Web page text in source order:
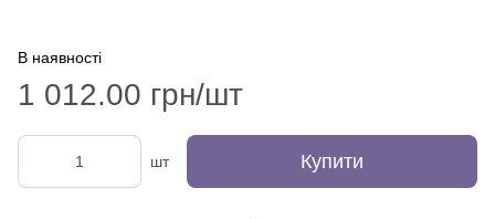
В наявності
1 012.00 грн/шт
шт Купити